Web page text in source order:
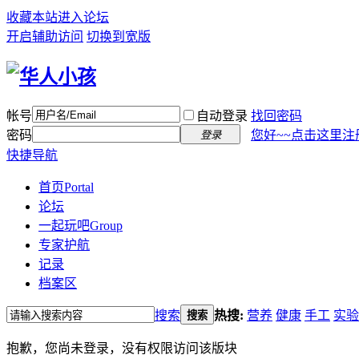
收藏本站进入论坛
开启辅助访问 切换到宽版
帐号 自动登录 找回密码
密码
登录
您好~~点击这里注
快捷导航
首页Portal
论坛
一起玩吧Group
专家护航
记录
档案区
搜索 搜索 热搜: 营养 健康 手工 实验
抱歉，您尚未登录，没有权限访问该版块